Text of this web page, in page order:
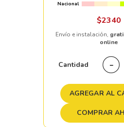
Nacional
$2340
Envío e instalación,
online
Cantidad －
AGREGAR AL
COMPRAR